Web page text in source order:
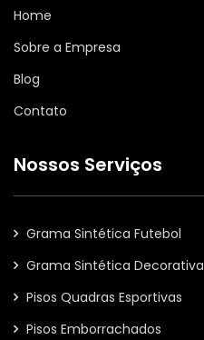
Home
Sobre a Empresa
Blog
Contato
Nossos Serviços
Grama Sintética Futebol
Grama Sintética Decorativa
Pisos Quadras Esportivas
Pisos Emborrachados